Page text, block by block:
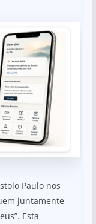
Paulo nos
juntamente
Esta